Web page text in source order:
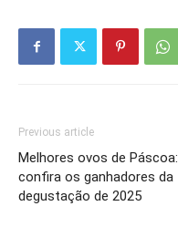
Previous article
Melhores ovos de Páscoa:
confira os ganhadores da
degustação de 2025